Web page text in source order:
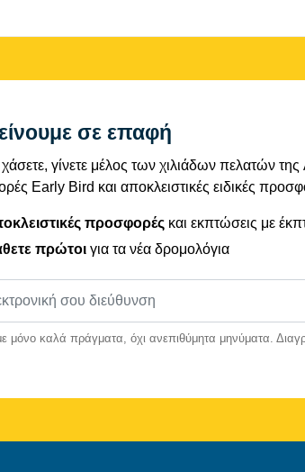
σε επαφή
γίνετε μέλος των χιλιάδων πελατών
Early Bird και αποκλειστικές ειδικές
προσφορές και εκπτώσεις με
πρώτοι για τα νέα δρομολόγια
μόνο καλά πράγματα, όχι ανεπιθύμητα μηνύματα.